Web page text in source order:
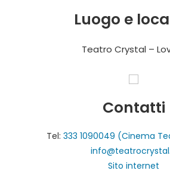
Luogo e
Teatro Crystal –
Contatti
Tel: 333 1090049 (Cinema
Sito internet